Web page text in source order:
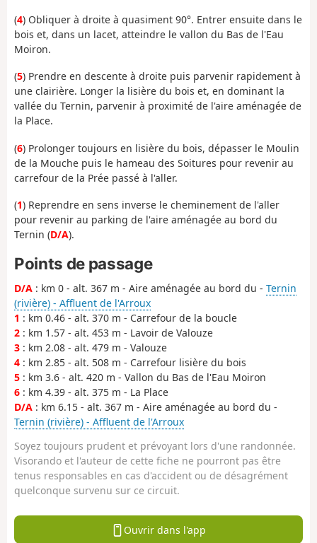
(4) Obliquer à droite à quasiment 90°. Entrer ensuite dans le
bois et, dans un lacet, atteindre le vallon du Bas de l'Eau
Moiron.
(5) Prendre en descente à droite puis parvenir rapidement à
une clairière. Longer la lisière du bois et, en dominant la
vallée du Ternin, parvenir à proximité de l'aire aménagée de
la Place.
(6) Prolonger toujours en lisière du bois, dépasser le Moulin
de la Mouche puis le hameau des Soitures pour revenir au
carrefour de la Prée passé à l'aller.
(1) Reprendre en sens inverse le cheminement de l'aller
pour revenir au parking de l'aire aménagée au bord du
Ternin (D/A).
Points de passage
D/A : km 0 - alt. 367 m - Aire aménagée au bord du - Ternin
(rivière) - Affluent de l'Arroux
1 : km 0.46 - alt. 370 m - Carrefour de la boucle
2 : km 1.57 - alt. 453 m - Lavoir de Valouze
3 : km 2.08 - alt. 479 m - Valouze
4 : km 2.85 - alt. 508 m - Carrefour lisière du bois
5 : km 3.6 - alt. 420 m - Vallon du Bas de l'Eau Moiron
6 : km 4.39 - alt. 375 m - La Place
D/A : km 6.15 - alt. 367 m - Aire aménagée au bord du -
Ternin (rivière) - Affluent de l'Arroux
Soyez toujours prudent et prévoyant lors d'une randonnée.
Visorando et l'auteur de cette fiche ne pourront pas être
tenus responsables en cas d'accident ou de désagrément
quelconque survenu sur ce circuit.
Ouvrir dans l'app